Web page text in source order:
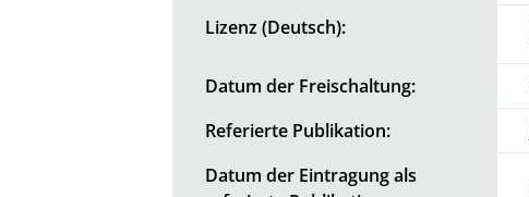
Lizenz (Deutsch):
Datum der Freischaltung:
Referierte Publikation:
Datum der Eintragung als